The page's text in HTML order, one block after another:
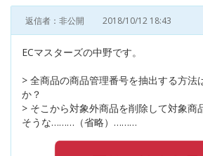
返信者：非公開 2018/10/12 18:43
ECマスターズの中野です。
> 全商品の商品管理番号を抽出する方法
か？
> そこから対象外商品を削除して対象商
そうな………（省略）………